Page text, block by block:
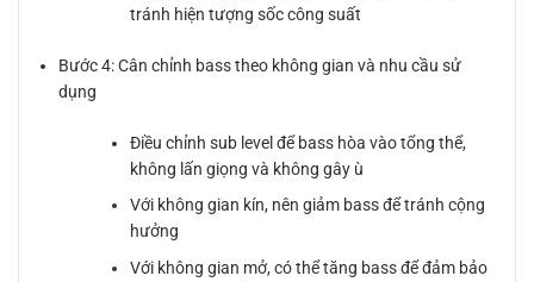
tránh hiện tượng sốc công suất
Bước 4: Cân chỉnh bass theo không gian và nhu cầu sử
dụng
Điều chỉnh sub level để bass hòa vào tổng thể,
không lấn giọng và không gây ù
Với không gian kín, nên giảm bass để tránh cộng
hưởng
Với không gian mở, có thể tăng bass để đảm bảo